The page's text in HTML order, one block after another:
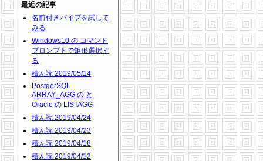
最近の記事
名前付きパイプを試して
みる
Windows10 の コマンド
プロンプトで矩形選択す
る
積ん読 2019/05/14
PostgerSQL
ARRAY_AGG の と
Oracle の LISTAGG
積ん読 2019/04/24
積ん読 2019/04/23
積ん読 2019/04/18
積ん読 2019/04/12